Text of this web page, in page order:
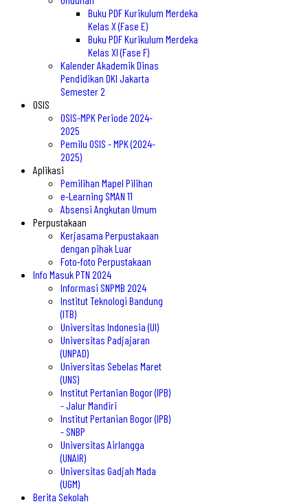
Buku PDF Kurikulum Merdeka
Kelas X (Fase E)
Buku PDF Kurikulum Merdeka
Kelas XI (Fase F)
Kalender Akademik Dinas
Pendidikan DKI Jakarta
Semester 2
OSIS
OSIS-MPK Periode 2024-
2025
Pemilu OSIS - MPK (2024-
2025)
Aplikasi
Pemilihan Mapel Pilihan
e-Learning SMAN 11
Absensi Angkutan Umum
Perpustakaan
Kerjasama Perpustakaan
dengan pihak Luar
Foto-foto Perpustakaan
Info Masuk PTN 2024
Informasi SNPMB 2024
Institut Teknologi Bandung
(ITB)
Universitas Indonesia (UI)
Universitas Padjajaran
(UNPAD)
Universitas Sebelas Maret
(UNS)
Institut Pertanian Bogor (IPB)
- Jalur Mandiri
Institut Pertanian Bogor (IPB)
- SNBP
Universitas Airlangga
(UNAIR)
Universitas Gadjah Mada
(UGM)
Berita Sekolah